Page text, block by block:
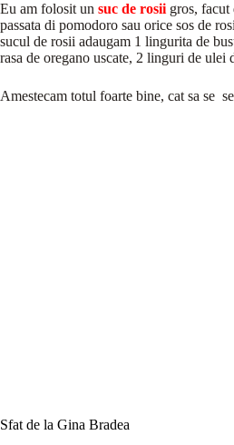
Eu am folosit un suc de rosii gros,
passata di pomodoro sau orice sos de
sucul de rosii adaugam 1 lingurita de
rasa de oregano uscate, 2 linguri de ulei
Amestecam totul foarte bine, cat sa se
Sfat de la Gina Bradea